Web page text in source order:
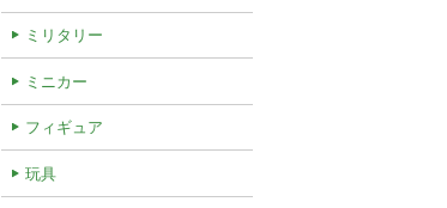
ミリタリー
ミニカー
フィギュア
玩具